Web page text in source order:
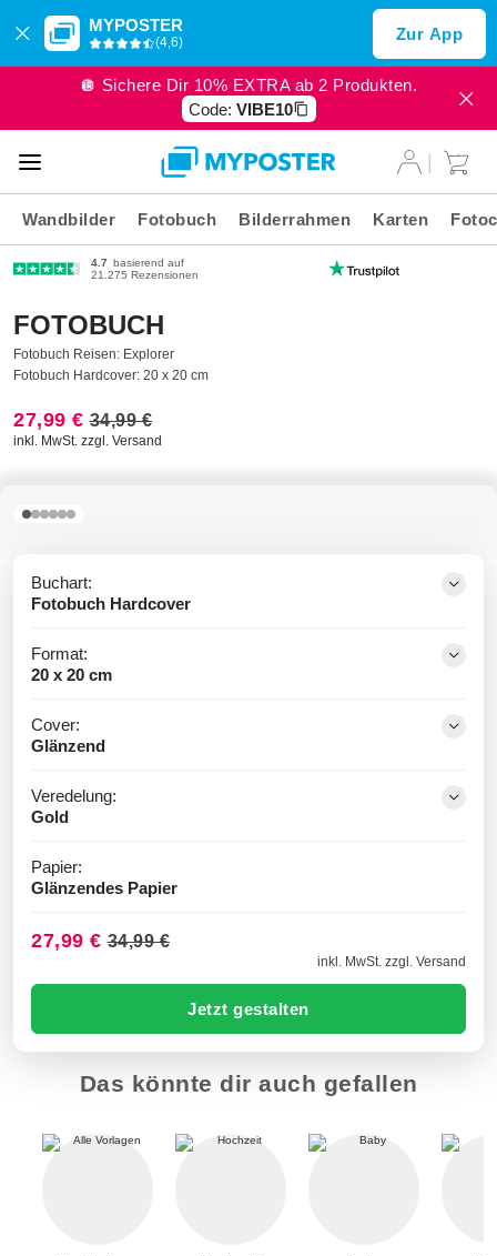
MYPOSTER
(4,6) Zur App
🪩 Sichere Dir 10% EXTRA ab 2 Produkten.
Code: VIBE10
Wandbilder Fotobuch Bilderrahmen Karten
4.7 basierend auf
21.275 Rezensionen
FOTOBUCH
Fotobuch Reisen: Explorer
Fotobuch Hardcover: 20 x 20 cm
27,99 € 34,99 €
inkl. MwSt. zzgl. Versand
Buchart:
Fotobuch Hardcover
Format:
20 x 20 cm
Cover:
Glänzend
Veredelung:
Gold
Papier:
Glänzendes Papier
27,99 € 34,99 €
inkl. MwSt. zzgl. Versand
Jetzt gestalten
Das könnte dir auch gefallen